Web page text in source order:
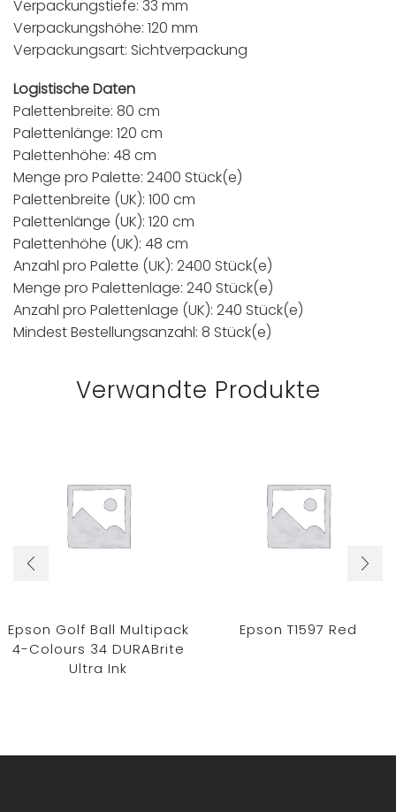
Verpackungstiefe: 33 mm
Verpackungshöhe: 120 mm
Verpackungsart: Sichtverpackung
Logistische Daten
Palettenbreite: 80 cm
Palettenlänge: 120 cm
Palettenhöhe: 48 cm
Menge pro Palette: 2400 Stück(e)
Palettenbreite (UK): 100 cm
Palettenlänge (UK): 120 cm
Palettenhöhe (UK): 48 cm
Anzahl pro Palette (UK): 2400 Stück(e)
Menge pro Palettenlage: 240 Stück(e)
Anzahl pro Palettenlage (UK): 240 Stück(e)
Mindest Bestellungsanzahl: 8 Stück(e)
Verwandte Produkte
Epson Golf Ball Multipack
4-Colours 34 DURABrite
Ultra Ink
Epson T1597 Red